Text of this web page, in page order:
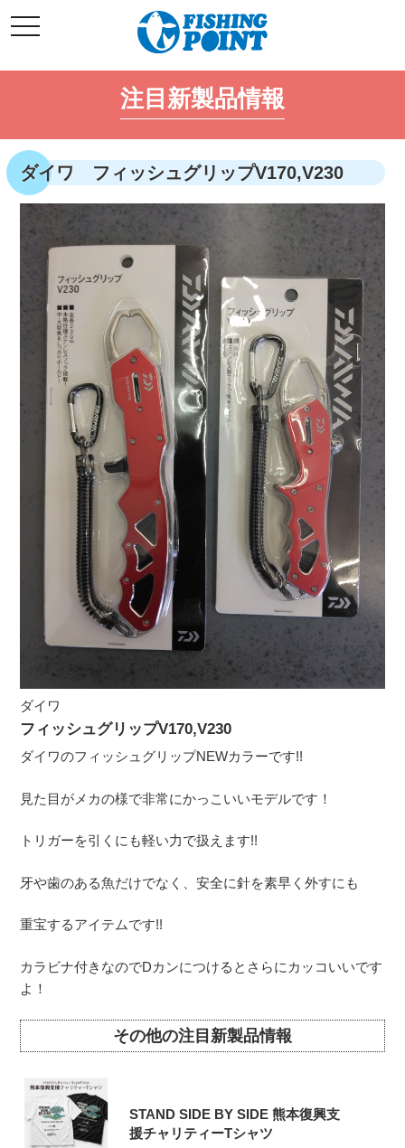
ン
ン
ス
キ
ッ
t
o
l
g
t
i
o
注目新製品情報
ダイワ フィッシュグリップV170,V230
ダイワ
フィッシュグリップV170,V230
ダイワのフィッシュグリップNEWカラーです!!
見た目がメカの様で非常にかっこいいモデルです！
トリガーを引くにも軽い力で扱えます!!
牙や歯のある魚だけでなく、安全に針を素早く外すにも
重宝するアイテムです!!
カラビナ付きなのでDカンにつけるとさらにカッコいいです
よ！
その他の注目新製品情報
STAND SIDE BY SIDE 熊本復興支
援チャリティーTシャツ